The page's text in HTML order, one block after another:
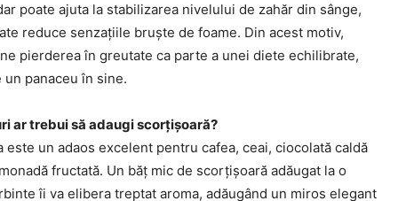
poate ajuta la stabilizarea nivelului de zahăr din sânge,
reduce senzațiile bruște de foame. Din acest motiv,
pierderea în greutate ca parte a unei diete echilibrate,
un panaceu în sine.
ar trebui să adaugi scorțișoară?
este un adaos excelent pentru cafea, ceai, ciocolată caldă
fructată. Un băț mic de scorțișoară adăugat la o
îi va elibera treptat aroma, adăugând un miros elegant